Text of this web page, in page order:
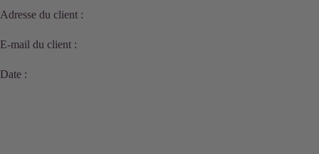
Adresse du client :
E-mail du client :
Date :